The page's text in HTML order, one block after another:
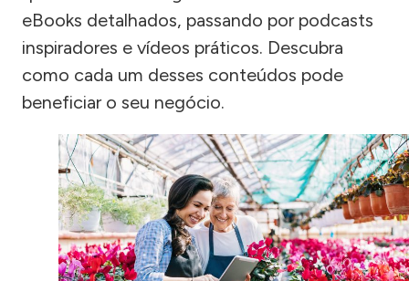
eBooks detalhados, passando por podcasts
inspiradores e vídeos práticos. Descubra
como cada um desses conteúdos pode
beneficiar o seu negócio.